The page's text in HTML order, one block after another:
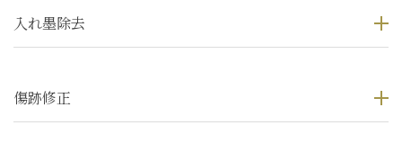
入れ墨除去
傷跡修正